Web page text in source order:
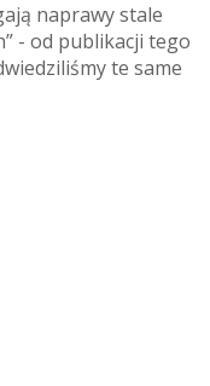
naprawy stale
- od publikacji tego
te same